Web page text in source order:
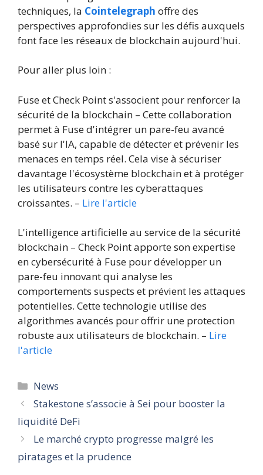
techniques, la Cointelegraph offre des
perspectives approfondies sur les défis auxquels
font face les réseaux de blockchain aujourd'hui.
Pour aller plus loin :
Fuse et Check Point s'associent pour renforcer la
sécurité de la blockchain – Cette collaboration
permet à Fuse d'intégrer un pare-feu avancé
basé sur l'IA, capable de détecter et prévenir les
menaces en temps réel. Cela vise à sécuriser
davantage l'écosystème blockchain et à protéger
les utilisateurs contre les cyberattaques
croissantes. – Lire l'article
L'intelligence artificielle au service de la sécurité
blockchain – Check Point apporte son expertise
en cybersécurité à Fuse pour développer un
pare-feu innovant qui analyse les
comportements suspects et prévient les attaques
potentielles. Cette technologie utilise des
algorithmes avancés pour offrir une protection
robuste aux utilisateurs de blockchain. – Lire
l'article
Catégories
News
Stakestone s’associe à Sei pour booster la
liquidité DeFi
Le marché crypto progresse malgré les
piratages et la prudence